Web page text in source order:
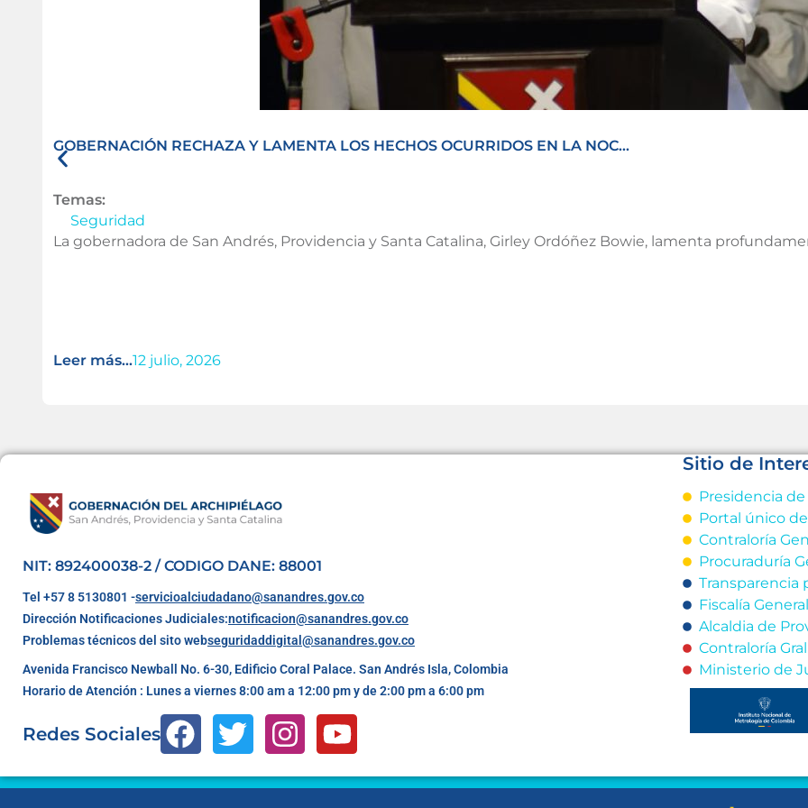
GOBERNACIÓN RECHAZA Y LAMENTA LOS HECHOS OCURRIDOS EN LA NOC...
Temas:
Seguridad
La gobernadora de San Andrés, Providencia y Santa Catalina, Girley Ordóñez Bowie, lamenta
Leer más...12 julio, 2026
NIT: 892400038-2 / CODIGO DANE: 88001
Tel +57 8 5130801 -servicioalciudadano@sanandres.gov.co
Dirección Notificaciones Judiciales:notificacion@sanandres.gov.co
Problemas técnicos del sito webseguridaddigital@sanandres.gov.co
Avenida Francisco Newball No. 6-30, Edificio Coral Palace. San Andrés Isla, Colombia
Horario de Atención : Lunes a viernes 8:00 am a 12:00 pm y de 2:00 pm a 6:00 pm
Redes Sociales
Sitio de
Presidencia
Portal único
Contraloría
Procuraduría
Transparencia
Fiscalía
Alcaldia de
Contraloría
Ministerio de